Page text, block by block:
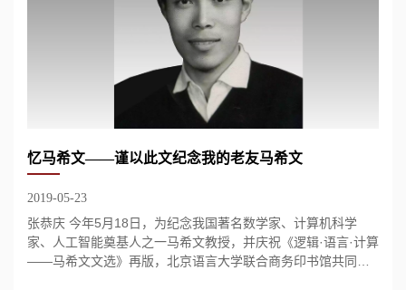
忆马希文——谨以此文纪念我的老友马希文
2019-05-23
张恭庆 今年5月18日，为纪念我国著名数学家、计算机科学
家、人工智能奠基人之一马希文教授，并庆祝《逻辑·语言·计算
――马希文文选》再版，北京语言大学联合商务印书馆共同举